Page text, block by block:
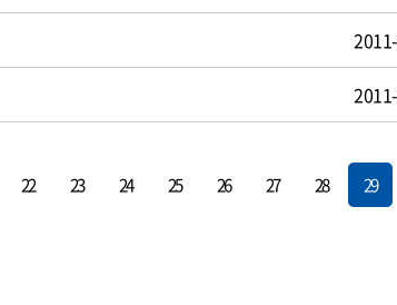
22 23 24 25 26 27 28 29